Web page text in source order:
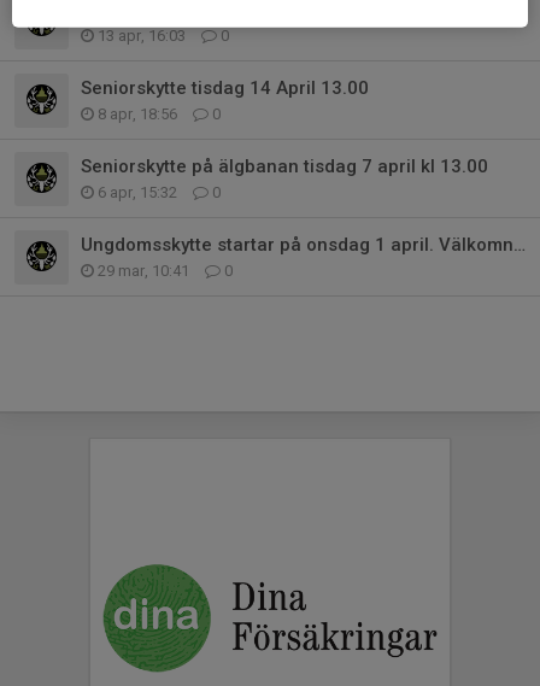
13 apr, 16:03 0
Seniorskytte tisdag 14 April 13.00
8 apr, 18:56 0
Seniorskytte på älgbanan tisdag 7 april kl 13.00
6 apr, 15:32 0
Ungdomsskytte startar på onsdag 1 april. Välkomna till hagelbanorna. 17.15
29 mar, 10:41 0